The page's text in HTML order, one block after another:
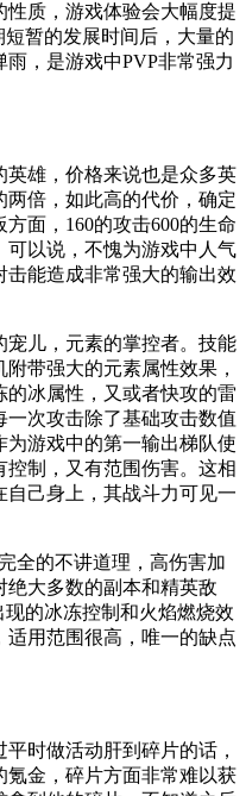
质，游戏体验会大幅度提
暂的发展时间后，大量的
，是游戏中PVP非常强力
雄，价格来说也是众多英
倍，如此高的代价，确定
面，160的攻击600的生命
以说，不愧为游戏中人气
能造成非常强大的输出效
儿，元素的掌控者。技能
带强大的元素属性效果，
冰属性，又或者快攻的雷
一次攻击除了基础攻击数值
为游戏中的第一输出梯队使
控制，又有范围伤害。这相
己身上，其战斗力可见一
全的不讲道理，高伤害加
绝大多数的副本和精英敌
的冰冻控制和火焰燃烧效
用范围很高，唯一的缺点
时做活动肝到碎片的话，
金，碎片方面非常难以获